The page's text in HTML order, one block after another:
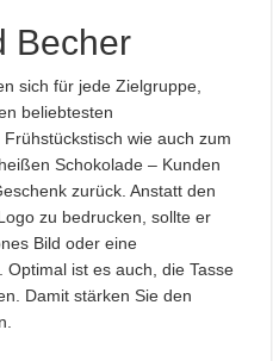
Becher
sich für jede Zielgruppe,
beliebtesten
wie auch zum
Schokolade – Kunden
zurück. Anstatt den
zu bedrucken, sollte er
Bild oder eine
ist es auch, die Tasse
Damit stärken Sie den